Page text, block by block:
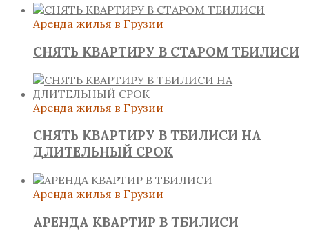
Аренда жилья в Грузии
СНЯТЬ КВАРТИРУ В СТАРОМ ТБИЛИСИ
Аренда жилья в Грузии
СНЯТЬ КВАРТИРУ В ТБИЛИСИ НА
ДЛИТЕЛЬНЫЙ СРОК
Аренда жилья в Грузии
АРЕНДА КВАРТИР В ТБИЛИСИ